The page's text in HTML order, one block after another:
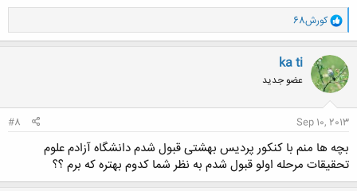
و
ا
ک
ن
ش
ه
ا
کورش68
ka ti
عضو جدید
Sep 10, 2013
#8
بچه ها منم با کنکور پردیس بهشتی قبول شدم دانشگاه آزادم علوم
تحقیقات مرحله اولو قبول شدم به نظر شما کدوم بهتره که برم ؟؟